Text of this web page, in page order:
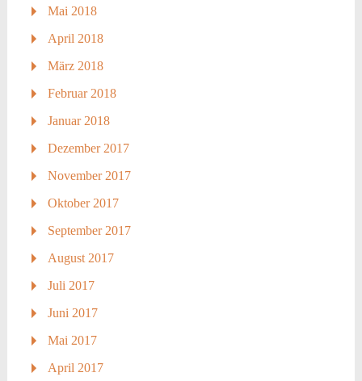
Mai 2018
April 2018
März 2018
Februar 2018
Januar 2018
Dezember 2017
November 2017
Oktober 2017
September 2017
August 2017
Juli 2017
Juni 2017
Mai 2017
April 2017